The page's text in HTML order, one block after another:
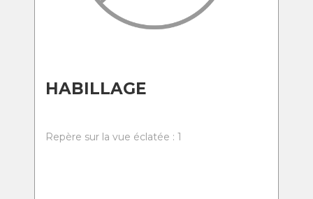
HABILLAGE
Repère sur la vue éclatée : 1